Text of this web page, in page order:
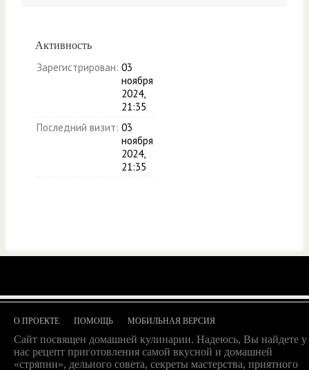
Активность
Зарегистрирован: 03
ноября
2024,
21:35
Последний визит: 03
ноября
2024,
21:35
О ПРОЕКТЕ ПОМОЩЬ МОБИЛЬНАЯ ВЕРСИЯ
Сайт посвящен домашней кулинарии. Надеюсь, Вы найдете у
нас рецепт приготовления самой вкусной и домашней
«стряпни», дельного совета, секреты мастерства, приятного